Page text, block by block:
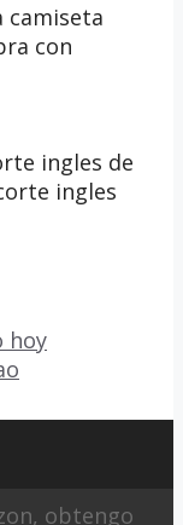
camiseta
con
ingles de
ingles
hoy
obtengo